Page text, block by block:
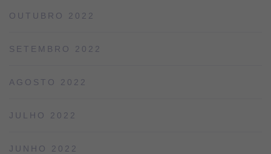
OUTUBRO 2022
SETEMBRO 2022
AGOSTO 2022
JULHO 2022
JUNHO 2022